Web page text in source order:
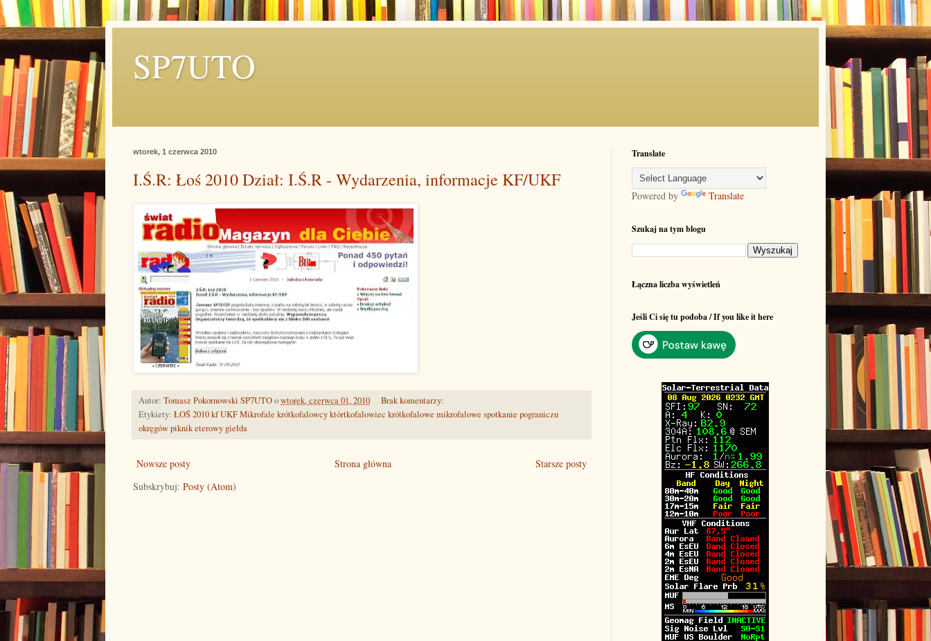
SP7UTO
wtorek, 1 czerwca 2010
I.Ś.R: Łoś 2010 Dział: I.Ś.R - Wydarzenia, informacje KF/UKF
Autor: Tomasz Pokornowski SP7UTOowtorek, czerwca 01, 2010
Brak komentarzy:
Etykiety: ŁOŚ 2010 kf UKF Mikrofale krótkofalowcy którtkofalowiec krótkofalowe mikrofalowe spotkanie pograniczu
okręgów piknik eterowy giełda
Nowsze posty Starsze posty
Strona główna
Subskrybuj: Posty (Atom)
Translate
Powered by Translate
Szukaj na tym blogu
Łączna liczba wyświetleń
Jeśli Ci się tu podoba / If you like it here